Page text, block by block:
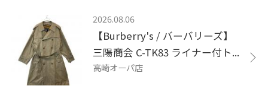
2026.08.06
【Burberry's / バーバリーズ】
三陽商会 C-TK83 ライナー付ト...
高崎オーパ店